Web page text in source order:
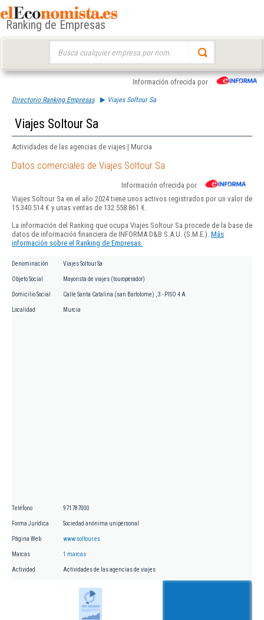
Ranking de Empresas
Información ofrecida por
Directorio Ranking Empresas Viajes Soltour Sa
Viajes Soltour Sa
Actividades de las agencias de viajes | Murcia
Datos comerciales de Viajes Soltour Sa
Información ofrecida por
Viajes Soltour Sa en el año 2024 tiene unos activos registrados por un valor de
15.340.514 € y unas ventas de 132.558.861 €.
La información del Ranking que ocupa Viajes Soltour Sa procede de la base de
datos de información financiera de INFORMA D&B S.A.U. (S.M.E.). Más
información sobre el Ranking de Empresas.
Denominación Viajes Soltour Sa
Objeto Social Mayorista de viajes (touroperador)
Domicilio Social Calle Santa Catalina (san Bartolome) , 3 - PISO 4 A
Localidad Murcia
Teléfono 971787000
Forma Jurídica Sociedad anónima unipersonal
Página Web www.soltour.es
Marcas 1 marcas
Actividad Actividades de las agencias de viajes